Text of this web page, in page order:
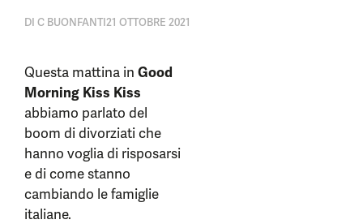
DI C BUONFANTI21 OTTOBRE 2021
Questa mattina in Good
Morning Kiss Kiss
abbiamo parlato del
boom di divorziati che
hanno voglia di risposarsi
e di come stanno
cambiando le famiglie
italiane.